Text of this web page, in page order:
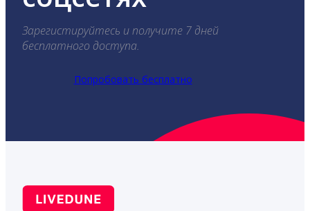
Зарегистируйтесь и получите 7 дней
бесплатного доступа.
Попробовать бесплатно